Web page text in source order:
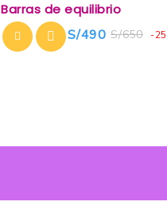
out
of
5
Barras de equilibrio
S/650
S/490 -